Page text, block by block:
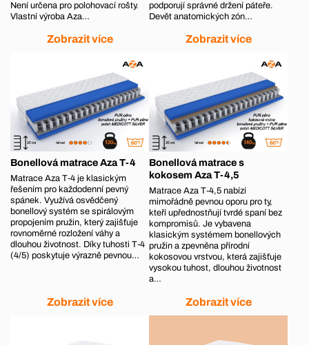
Není určena pro polohovací rošty.
Vlastní výroba Aza…
Zobrazit více
podporují správné držení páteře.
Devět anatomických zón…
Zobrazit více
Bonellová matrace Aza T-4
Matrace Aza T‑4 je klasickým
řešením pro každodenní pevný
spánek. Využívá osvědčený
bonellový systém se spirálovým
propojením pružin, který zajišťuje
rovnoměrné rozložení váhy a
dlouhou životnost. Díky tuhosti T‑4
(4/5) poskytuje výrazně pevnou…
Zobrazit více
Bonellová matrace s
kokosem Aza T-4,5
Matrace Aza T‑4,5 nabízí
mimořádně pevnou oporu pro ty,
kteří upřednostňují tvrdé spaní bez
kompromisů. Je vybavena
klasickým systémem bonellových
pružin a zpevněna přírodní
kokosovou vrstvou, která zajišťuje
vysokou tuhost, dlouhou životnost
a…
Zobrazit více